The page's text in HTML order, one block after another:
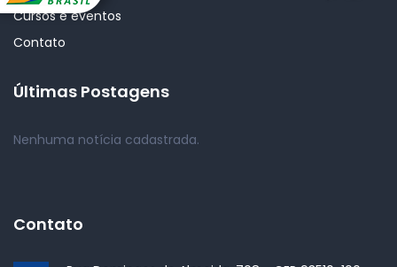
Cursos e eventos
Contato
Últimas Postagens
Nenhuma notícia cadastrada.
Contato